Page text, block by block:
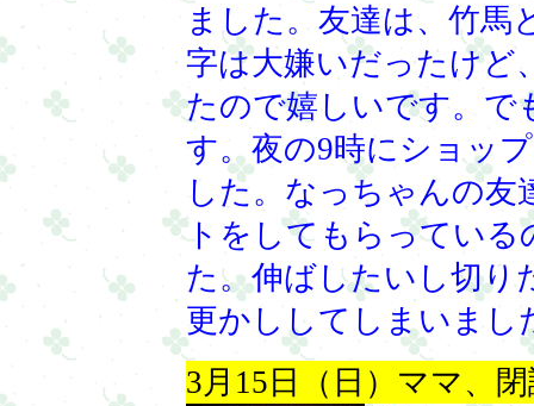
ました。友達は、竹馬
字は大嫌いだったけど
たので嬉しいです。で
す。夜の9時にショッ
した。なっちゃんの友
トをしてもらっている
た。伸ばしたいし切り
更かししてしまいまし
3月15日（日）ママ、